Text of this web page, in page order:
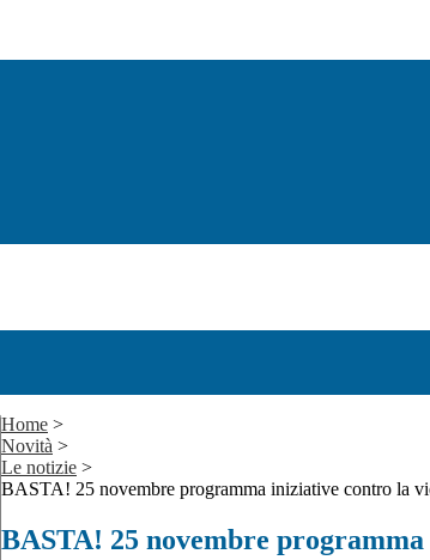
Home >
Novità >
Le notizie >
BASTA! 25 novembre programma iniziative contro la
BASTA! 25 novembre